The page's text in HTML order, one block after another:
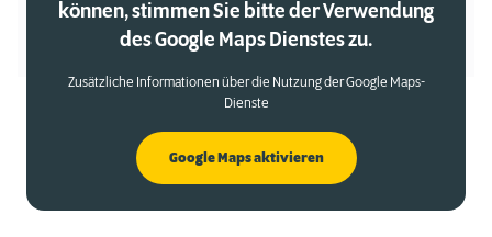
können, stimmen Sie bitte der Verwendung
des Google Maps Dienstes zu.
Zusätzliche Informationen über die Nutzung der Google Maps-
Dienste
Google Maps aktivieren